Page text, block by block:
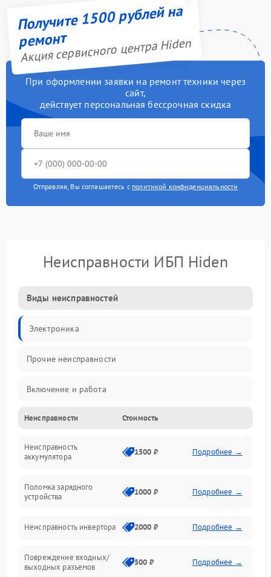
Получите 1500 рублей на
ремонт
Акция сервисного центра Hiden
При оформлении заявки на ремонт техники через
сайт,
действует персональная бессрочная скидка
Отправляя, Вы соглашаетесь с политикой конфиденциальности
Неисправности ИБП Hiden
Виды неисправностей
Электроника
Прочие неисправности
Включение и работа
Работа с нагрузкой
Звук и индикация
Механические повреждения
Неисправности Стоимость
Неисправность
аккумулятора
1500 ₽ Подробнее →
Поломка зарядного
устройства
1000 ₽ Подробнее →
Неисправность инвертора 2000 ₽ Подробнее →
Повреждение входных/
выходных разъемов
500 ₽ Подробнее →